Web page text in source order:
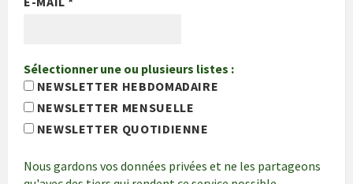
Sélectionner une ou plusieurs listes :
NEWSLETTER HEBDOMADAIRE
NEWSLETTER MENSUELLE
NEWSLETTER QUOTIDIENNE
Nous gardons vos données privées et ne les partageons